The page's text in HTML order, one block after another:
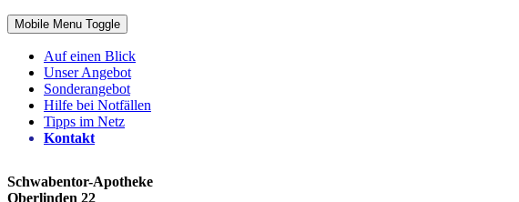
Mobile Menu Toggle
Auf einen Blick
Unser Angebot
Sonderangebot
Hilfe bei Notfällen
Tipps im Netz
Kontakt
Schwabentor-Apotheke
Oberlinden 22